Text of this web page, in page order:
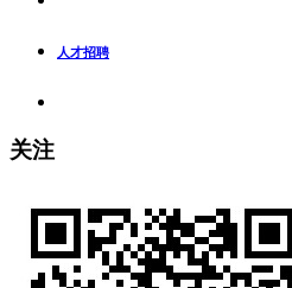
人才招聘
关注